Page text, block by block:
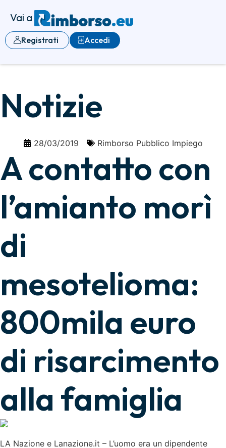
Vai a
Accedi
Registrati
Notizie
28/03/2019 Rimborso Pubblico Impiego
A contatto con
l’amianto morì
di
mesotelioma:
800mila euro
di risarcimento
alla famiglia
LA Nazione e Lanazione.it – L’uomo era un dipendente